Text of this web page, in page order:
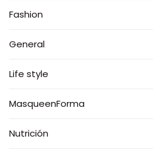
Fashion
General
Life style
MasqueenForma
Nutrición